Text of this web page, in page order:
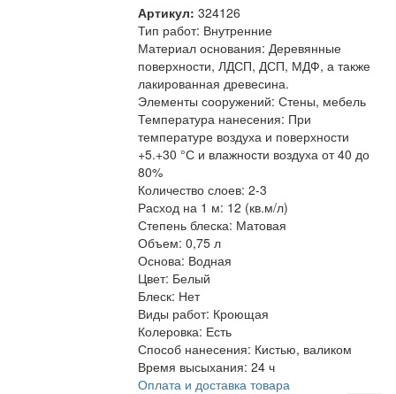
Артикул: 324126
Тип работ: Внутренние
Материал основания: Деревянные
поверхности, ЛДСП, ДСП, МДФ, а также
лакированная древесина.
Элементы сооружений: Стены, мебель
Температура нанесения: При
температуре воздуха и поверхности
+5.+30 °С и влажности воздуха от 40 до
80%
Количество слоев: 2-3
Расход на 1 м: 12 (кв.м/л)
Степень блеска: Матовая
Объем: 0,75 л
Основа: Водная
Цвет: Белый
Блеск: Нет
Виды работ: Кроющая
Колеровка: Есть
Способ нанесения: Кистью, валиком
Время высыхания: 24 ч
Оплата и доставка товара